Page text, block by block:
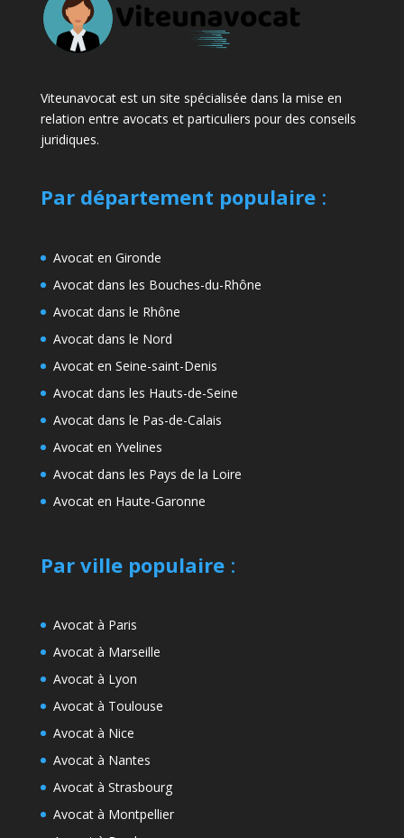
Viteunavocat est un site spécialisée dans la mise en
relation entre avocats et particuliers pour des conseils
juridiques.
Par département populaire:
Avocat en Gironde
Avocat dans les Bouches-du-Rhône
Avocat dans le Rhône
Avocat dans le Nord
Avocat en Seine-saint-Denis
Avocat dans les Hauts-de-Seine
Avocat dans le Pas-de-Calais
Avocat en Yvelines
Avocat dans les Pays de la Loire
Avocat en Haute-Garonne
Par ville populaire:
Avocat à Paris
Avocat à Marseille
Avocat à Lyon
Avocat à Toulouse
Avocat à Nice
Avocat à Nantes
Avocat à Strasbourg
Avocat à Montpellier